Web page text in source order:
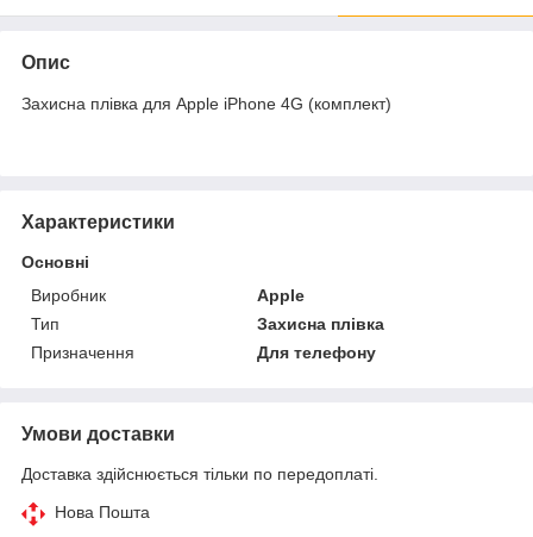
Опис
Захисна плівка для Apple iPhone 4G (комплект)
Характеристики
Основні
Виробник
Apple
Тип
Захисна плівка
Призначення
Для телефону
Умови доставки
Доставка здійснюється тільки по передоплаті.
Нова Пошта